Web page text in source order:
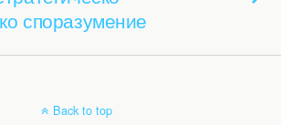
споразумение
Back to top